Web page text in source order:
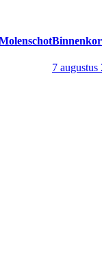
7 augustus